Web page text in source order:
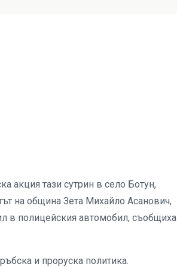
акция тази сутрин в село Ботун,
на община Зета Михайло Асанович,
в полицейския автомобил, съобщиха
и проруска политика.